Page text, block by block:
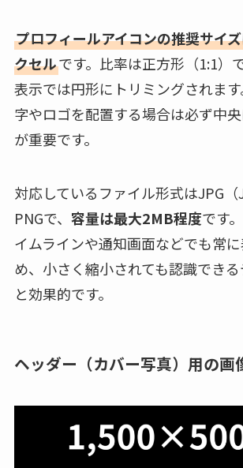
プロフィールアイコンの推奨サイ
クセルです。比率は正方形（1:1）
表示では円形にトリミングされま
字やロゴを配置する場合は必ず中
が重要です。
対応しているファイル形式はJPG（
PNGで、 容量は最大2MB程度です
イムラインや通知画面などでも常
め、小さく縮小されても認識でき
と効果的です。
ヘッダー（カバー写真）用の画